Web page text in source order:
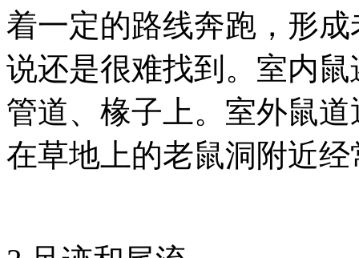
着一定的路线奔跑，形
说还是很难找到。室内
管道、椽子上。室外鼠
在草地上的老鼠洞附近